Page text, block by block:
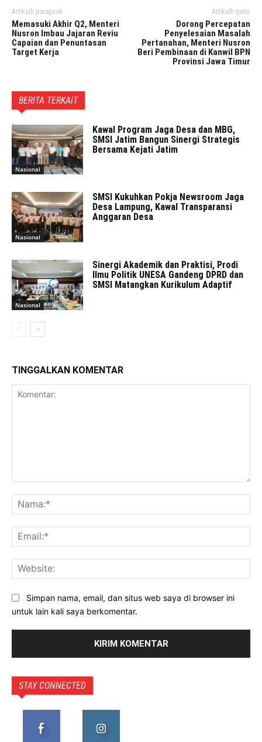
Artikulli paraprak
Memasuki Akhir Q2, Menteri
Nusron Imbau Jajaran Reviu
Capaian dan Penuntasan
Target Kerja
Artikulli tjetër
Dorong Percepatan
Penyelesaian Masalah
Pertanahan, Menteri Nusron
Beri Pembinaan di Kanwil BPN
Provinsi Jawa Timur
BERITA TERKAIT
Nasional
Kawal Program Jaga Desa dan MBG,
SMSI Jatim Bangun Sinergi Strategis
Bersama Kejati Jatim
Nasional
SMSI Kukuhkan Pokja Newsroom Jaga
Desa Lampung, Kawal Transparansi
Anggaran Desa
Nasional
Sinergi Akademik dan Praktisi, Prodi
Ilmu Politik UNESA Gandeng DPRD dan
SMSI Matangkan Kurikulum Adaptif
TINGGALKAN KOMENTAR
Simpan nama, email, dan situs web saya di browser ini
untuk lain kali saya berkomentar.
STAY CONNECTED